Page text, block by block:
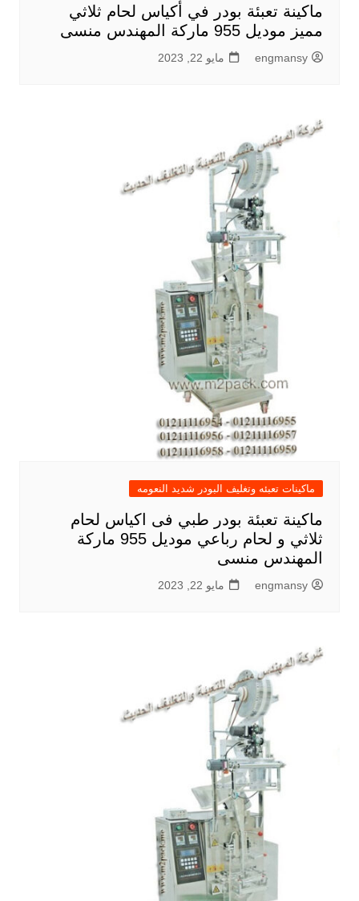
ماكينة تعبئة بودر في أكياس لحام ثلاثي
مميز موديل 955 ماركة المهندس منسى
engmansy مايو 22, 2023
ماكينات تعبئه وتغليف البودر شديد النعومه
ماكينة تعبئة بودر طبي فى اكياس لحام
ثلاثي و لحام رباعي موديل 955 ماركة
المهندس منسى
engmansy مايو 22, 2023